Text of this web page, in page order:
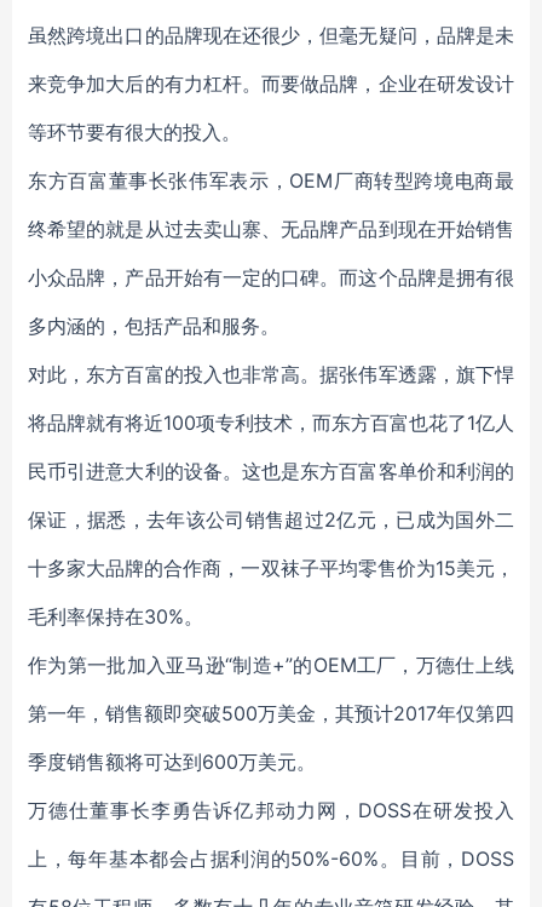
虽然跨境出口的品牌现在还很少，但毫无疑问，品牌是未
来竞争加大后的有力杠杆。而要做品牌，企业在研发设计
等环节要有很大的投入。
东方百富董事长张伟军表示，OEM厂商转型跨境电商最
终希望的就是从过去卖山寨、无品牌产品到现在开始销售
小众品牌，产品开始有一定的口碑。而这个品牌是拥有很
多内涵的，包括产品和服务。
对此，东方百富的投入也非常高。据张伟军透露，旗下悍
将品牌就有将近100项专利技术，而东方百富也花了1亿人
民币引进意大利的设备。这也是东方百富客单价和利润的
保证，据悉，去年该公司销售超过2亿元，已成为国外二
十多家大品牌的合作商，一双袜子平均零售价为15美元，
毛利率保持在30%。
作为第一批加入亚马逊“制造+”的OEM工厂，万德仕上线
第一年，销售额即突破500万美金，其预计2017年仅第四
季度销售额将可达到600万美元。
万德仕董事长李勇告诉亿邦动力网，DOSS在研发投入
上，每年基本都会占据利润的50%-60%。目前，DOSS